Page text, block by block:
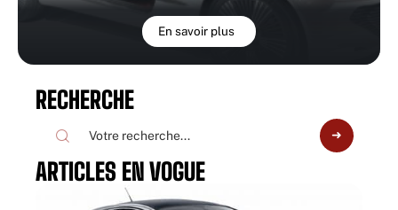
En savoir plus
RECHERCHE
ARTICLES EN VOGUE